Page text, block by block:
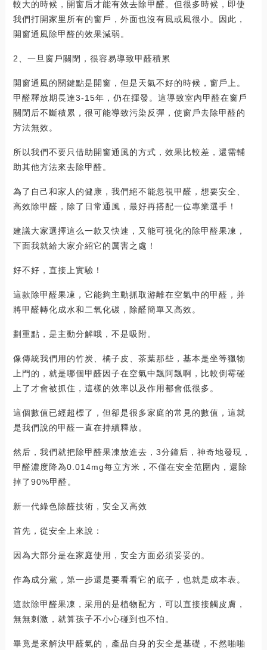
較大的時候，開窗后才能有效去除甲醛。但很多時候，即使
我們打開家里所有的窗戶，外面也沒有風或風很小。因此，
開窗通風除甲醛的效果減弱。
2、一旦窗戶關閉，很容易導致甲醛積累
開窗通風的關鍵點是開窗，但是天氣不好的時候，窗戶上。
甲醛釋放期長達3-15年，仍在揮發。這導致室內甲醛在窗戶
關閉后不斷積累，很可能導致污染反彈，使窗戶去除甲醛的
方法無效。
所以我們不要只借助開窗通風的方式，效果比較差，還需輔
助其他方法來去除甲醛。
為了自己和家人的健康，我們絕不能忽視甲醛，想要安全、
高效除甲醛，除了日常通風，最好再搭配一位專業選手！
建議大家選擇這么一款又快速，又能可視化的除甲醛果凍，
下面我就給大家介紹它的厲害之處！
好不好，直接上實驗！
這款除甲醛果凍，它能夠主動抓取游離在空氣中的甲醛，并
將甲醛轉化成水和二氧化碳，除醛簡單又高效。
劃重點，是主動分解哦，不是吸附。
像傳統我們用的竹炭、橘子皮、茶葉那些，基本是坐等獵物
上門的，就是哪個甲醛因子在空氣中飄阿飄啊，比較倒霉碰
上了才會被抓住，這樣的效率以及作用都會低很多。
這個數值已經超標了，但卻是很多家庭的常見的數值，這就
是我們說的甲醛一直在持續釋放。
然后，我們就把除甲醛果凍放進去，3分鐘后，神奇地發現，
甲醛濃度降為0.014mg每立方米，不僅在安全范圍內，還除
掉了90%甲醛。
新一代綠色除醛技術，安全又高效
首先，從安全上來說：
因為大部分是在家庭使用，安全方面必須妥妥的。
作為成分黨，第一步還是要看看它的底子，也就是成本表。
這款除甲醛果凍，采用的是植物配方，可以直接接觸皮膚，
無無刺激，就算孩子不小心碰到也不怕。
畢竟是來解決甲醛氣的，產品自身的安全是基礎，不然啪啪